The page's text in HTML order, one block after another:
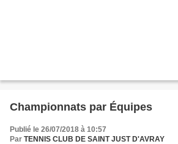
Championnats par Équipes
Publié le 26/07/2018 à 10:57
Par TENNIS CLUB DE SAINT JUST D'AVRAY